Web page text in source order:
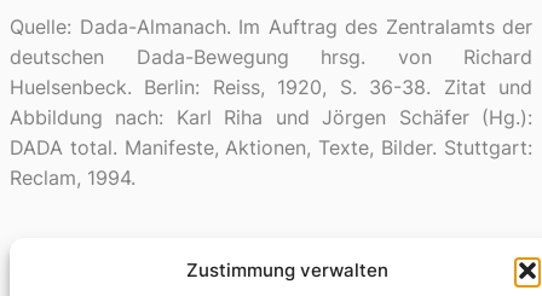
Zustimmung verwalten
Quelle: Dada-Almanach. Im Auftrag des Zentralamts der
deutschen Dada-Bewegung hrsg. von Richard
Huelsenbeck. Berlin: Reiss, 1920, S. 36-38. Zitat und
Abbildung nach: Karl Riha und Jörgen Schäfer (Hg.):
DADA total. Manifeste, Aktionen, Texte, Bilder. Stuttgart:
Reclam, 1994.